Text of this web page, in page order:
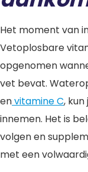
Het moment van
Vetoplosbare
opgenomen
vet bevat.
envitamine C,
innemen. Het is
volgen en
met een